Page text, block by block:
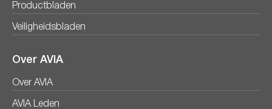
Productbladen
Veiligheidsbladen
Over AVIA
Over AVIA
AVIA Leden